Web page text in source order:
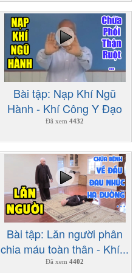
Bài tập: Nạp Khí Ngũ
Hành - Khí Công Y Đạo
Đã xem4432
Bài tập: Lăn người phân
chia máu toàn thân - Khí...
Đã xem4402